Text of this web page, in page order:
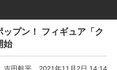
プン！ フィギュア「ク
始